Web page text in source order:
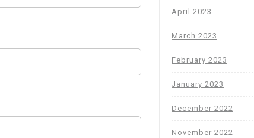
April 2023
March 2023
February 2023
January 2023
December 2022
November 2022